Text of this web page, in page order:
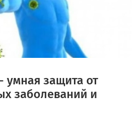
умная защита от
заболеваний и